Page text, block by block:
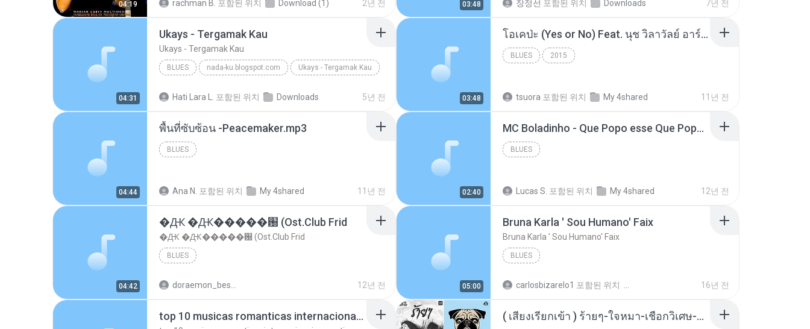
04:19 rachman B. 포함된 위치 Download (1) 2년 전 03:48 장정선 포함된 위치 Downloads 7년 전
04:31
Ukays - Tergamak Kau
Ukays - Tergamak Kau
BLUES nada-ku.blogspot.com Ukays - Tergamak Kau
Hati Lara L. 포함된 위치 Downloads 5년 전 03:48
โอเคป่ะ (Yes or No) Feat. นุช วิลาวัลย์ อาร์สยาม - Flame.mp3
BLUES 2015
tsuora 포함된 위치 My 4shared 11년 전
04:44
พื้นที่ซับซ้อน -Peacemaker.mp3
BLUES
Ana N. 포함된 위치 My 4shared 11년 전 02:40
MC Boladinho - Que Popo esse Que Popo Gigante (DjWn) (áudio Oficial).mp3
BLUES
Lucas S. 포함된 위치 My 4shared 12년 전
04:42
�Ԫ �Ԫ�����԰ (Ost.Club Frid
�Ԫ �Ԫ�����԰ (Ost.Club Frid
BLUES
12년 전 05:00
Bruna Karla ' Sou Humano' Faix
Bruna Karla ' Sou Humano' Faix
BLUES
carlosbizarelo1 포함된 위치 16년 전
top 10 musicas romanticas internacionais as antigas que faz seu coraçao bater mais forte remix ( เสียงเรียกเข้า ) ร้ายๆ-ใจหมา-เชือกวิเศษ-ว้าเหว่.mp3